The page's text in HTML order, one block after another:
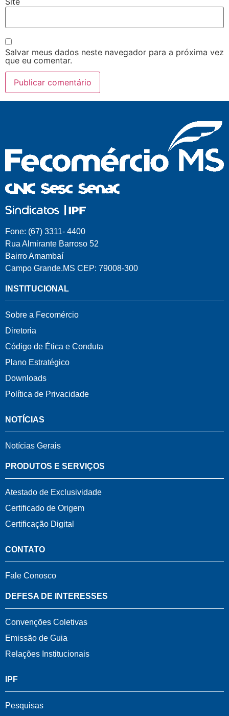
Salvar meus dados neste navegador para a próxima vez
que eu comentar.
Fone: (67) 3311- 4400
Rua Almirante Barroso 52
Bairro Amambaí
Campo Grande.MS CEP: 79008-300
INSTITUCIONAL
Sobre a Fecomércio
Diretoria
Código de Ética e Conduta
Plano Estratégico
Downloads
Política de Privacidade
NOTÍCIAS
Notícias Gerais
PRODUTOS E SERVIÇOS
Atestado de Exclusividade
Certificado de Origem
Certificação Digital
CONTATO
Fale Conosco
DEFESA DE INTERESSES
Convenções Coletivas
Emissão de Guia
Relações Institucionais
IPF
Pesquisas